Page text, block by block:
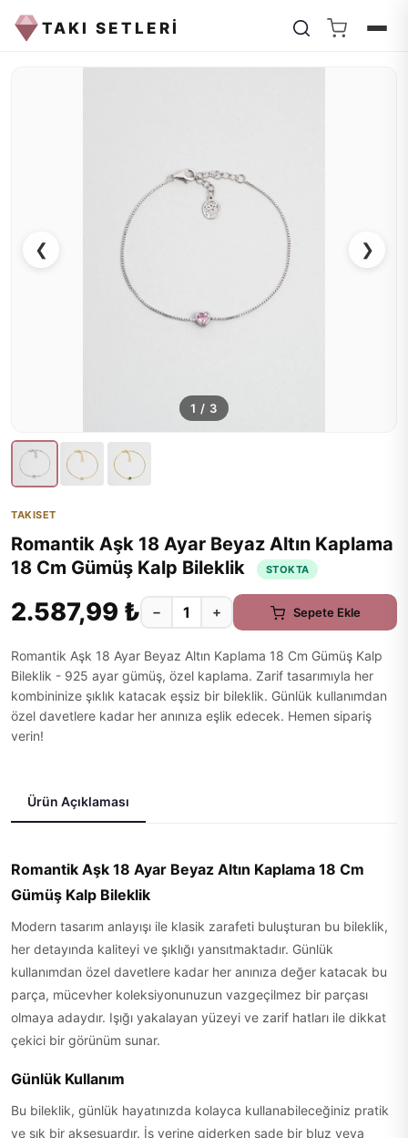
TAKI SETLERİ
❮ ❯
1 / 3
TAKISET
Romantik Aşk 18 Ayar Beyaz Altın Kaplama
18 Cm Gümüş Kalp Bileklik
STOKTA
2.587,99 ₺ − + Sepete Ekle
Romantik Aşk 18 Ayar Beyaz Altın Kaplama 18 Cm Gümüş Kalp
Bileklik - 925 ayar gümüş, özel kaplama. Zarif tasarımıyla her
kombininize şıklık katacak eşsiz bir bileklik. Günlük kullanımdan
özel davetlere kadar her anınıza eşlik edecek. Hemen sipariş
verin!
Ürün Açıklaması
Romantik Aşk 18 Ayar Beyaz Altın Kaplama 18 Cm
Gümüş Kalp Bileklik
Modern tasarım anlayışı ile klasik zarafeti buluşturan bu bileklik,
her detayında kaliteyi ve şıklığı yansıtmaktadır. Günlük
kullanımdan özel davetlere kadar her anınıza değer katacak bu
parça, mücevher koleksiyonunuzun vazgeçilmez bir parçası
olmaya adaydır. Işığı yakalayan yüzeyi ve zarif hatları ile dikkat
çekici bir görünüm sunar.
Günlük Kullanım
Bu bileklik, günlük hayatınızda kolayca kullanabileceğiniz pratik
ve şık bir aksesuardır. İş yerine giderken sade bir bluz veya